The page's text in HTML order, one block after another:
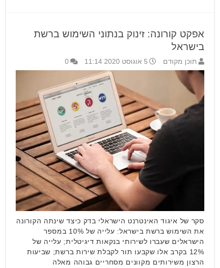
אפקט קורונה: זינוק בנתוני השימוש ברשת
בישראל
תוכן מקודם 5 אוגוסט 2020 11:14 0
סקר של איגוד האינטרנט הישראלי בדק כיצד שינתה הקורונה
את השימוש ברשת בישראל: עלייה של 10% במספר
הישראלים שעברו לשירותי בנקאות דיגיטלית; עלייה של
12% בקרב אלו שקבעו תור לקבלת שירות ברשת; שביעות
הרצון משירותים מקוונים מסחריים גבוהה מאלה